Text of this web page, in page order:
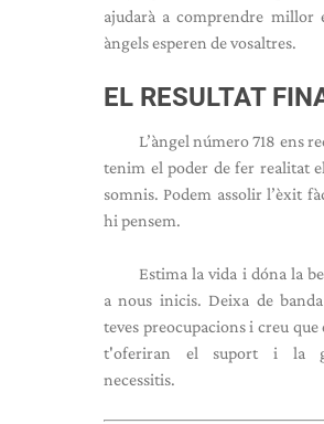
ajudarà a comprendre millor
àngels esperen de vosaltres.
EL RESULTAT
L’àngel número 718 ens
tenim el poder de fer realitat
somnis. Podem assolir l’èxit
hi pensem.
Estima la vida i dóna la
a nous inicis. Deixa de
teves preocupacions i creu que
t'oferiran el suport i la
necessitis.